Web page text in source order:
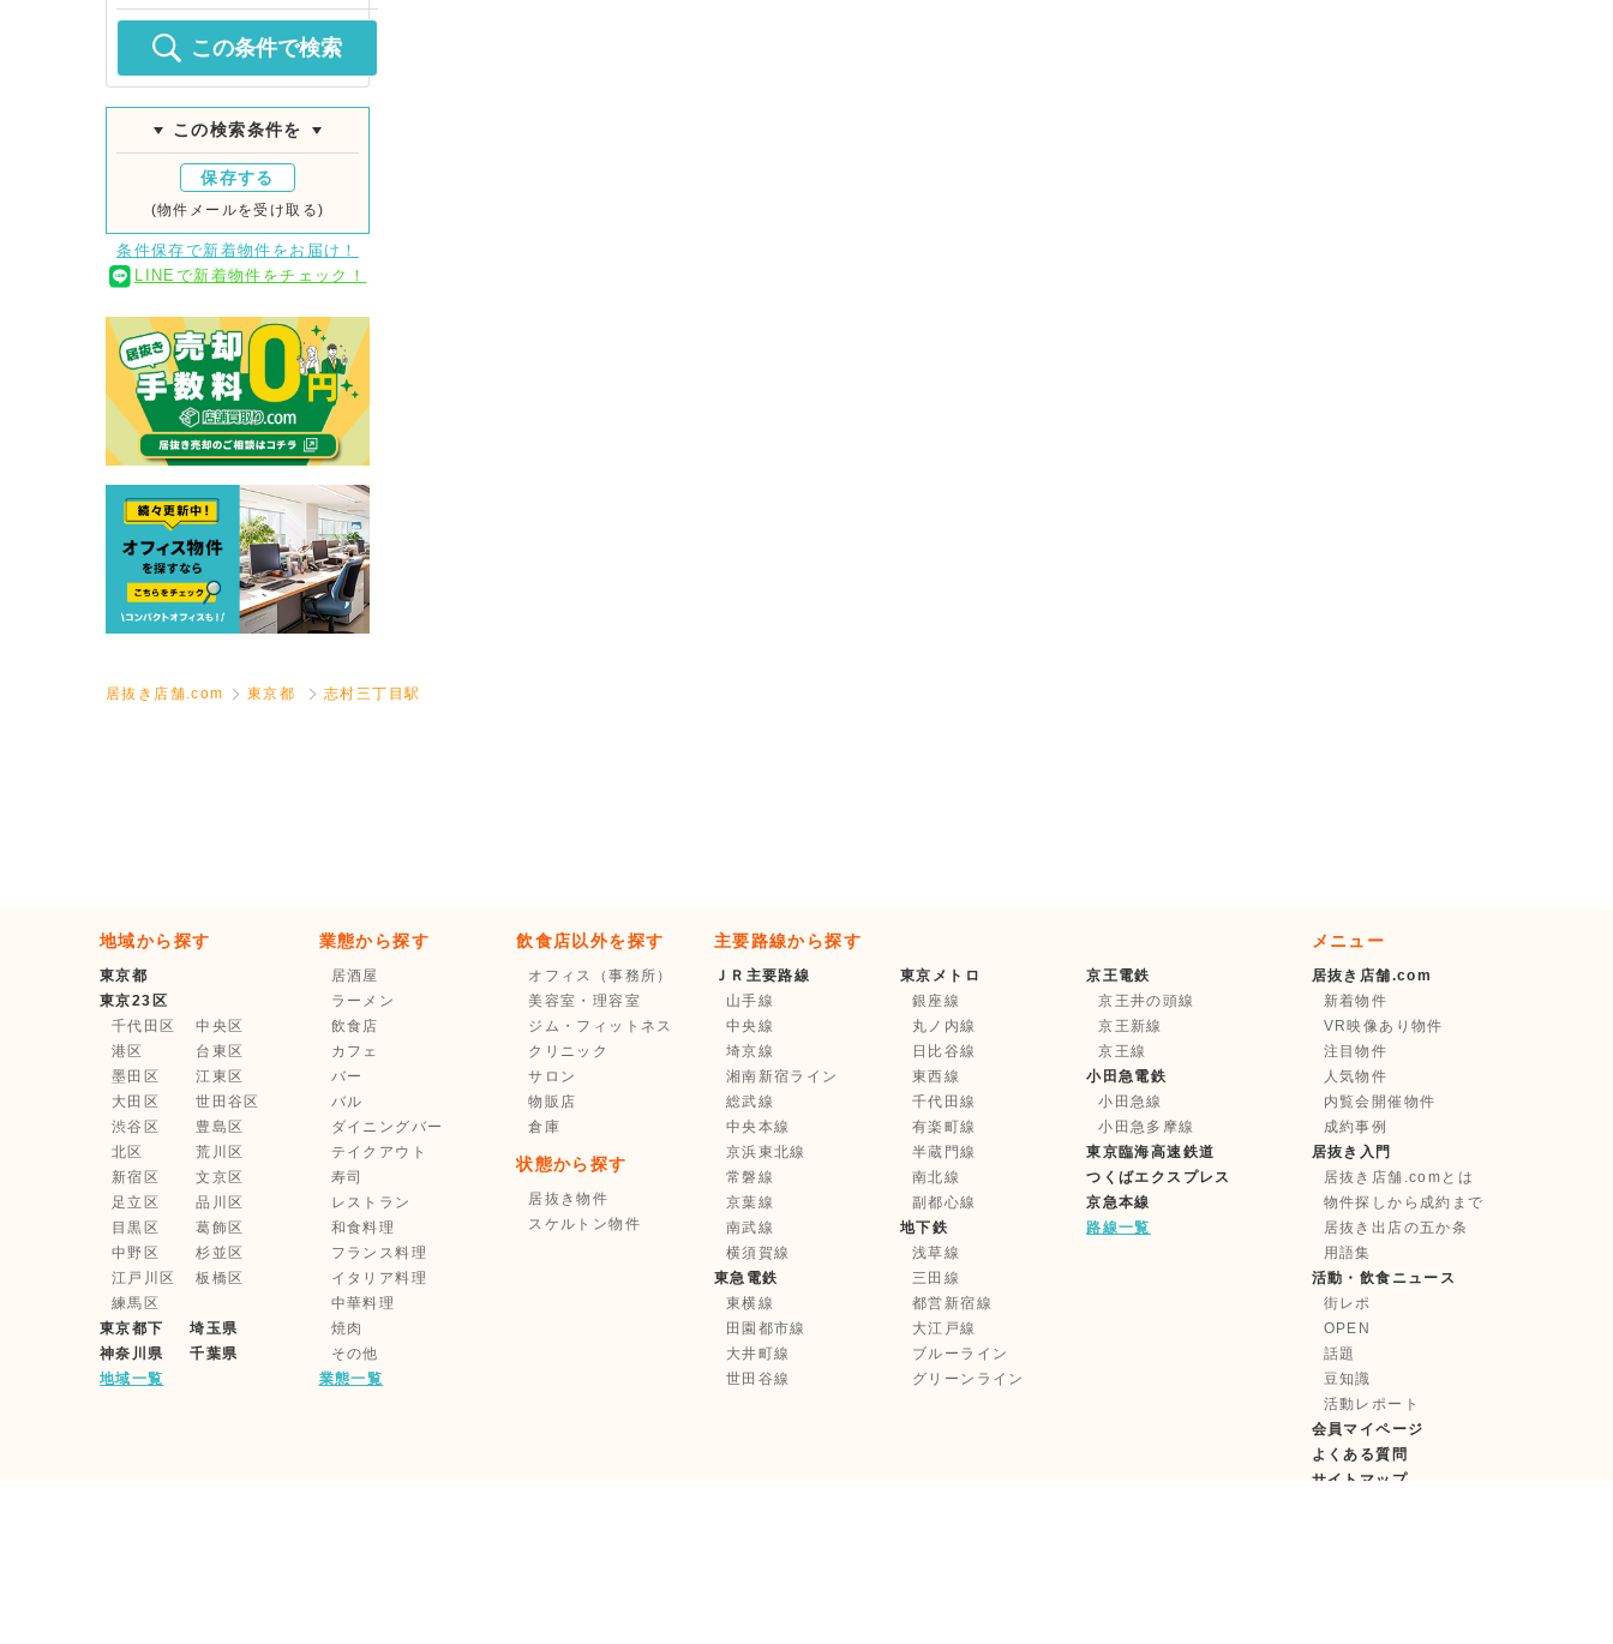
この条件で検索
この検索条件を
保存する
(物件メールを受け取る)
条件保存で新着物件をお届け！
LINEで新着物件をチェック！
居抜き店舗.com 東京都 志村三丁目駅
地域から探す
東京都
東京23区
千代田区
中央区
港区
台東区
墨田区
江東区
大田区
世田谷区
渋谷区
豊島区
北区
荒川区
新宿区
文京区
足立区
品川区
目黒区
葛飾区
中野区
杉並区
江戸川区
板橋区
練馬区
東京都下
埼玉県
神奈川県
千葉県
地域一覧
業態から探す
居酒屋
ラーメン
飲食店
カフェ
バー
バル
ダイニングバー
テイクアウト
寿司
レストラン
和食料理
フランス料理
イタリア料理
中華料理
焼肉
その他
業態一覧
飲食店以外を探す
オフィス（事務所）
美容室・理容室
ジム・フィットネス
クリニック
サロン
物販店
倉庫
状態から探す
居抜き物件
スケルトン物件
主要路線から探す
ＪＲ主要路線
山手線
中央線
埼京線
湘南新宿ライン
総武線
中央本線
京浜東北線
常磐線
京葉線
南武線
横須賀線
東急電鉄
東横線
田園都市線
大井町線
世田谷線
東京メトロ
銀座線
丸ノ内線
日比谷線
東西線
千代田線
有楽町線
半蔵門線
南北線
副都心線
地下鉄
浅草線
三田線
都営新宿線
大江戸線
ブルーライン
グリーンライン
京王電鉄
京王井の頭線
京王新線
京王線
小田急電鉄
小田急線
小田急多摩線
東京臨海高速鉄道
つくばエクスプレス
京急本線
路線一覧
メニュー
居抜き店舗.com
新着物件
VR映像あり物件
注目物件
人気物件
内覧会開催物件
成約事例
居抜き入門
居抜き店舗.comとは
物件探しから成約まで
居抜き出店の五か条
用語集
活動・飲食ニュース
街レポ
OPEN
話題
豆知識
活動レポート
会員マイページ
よくある質問
サイトマップ